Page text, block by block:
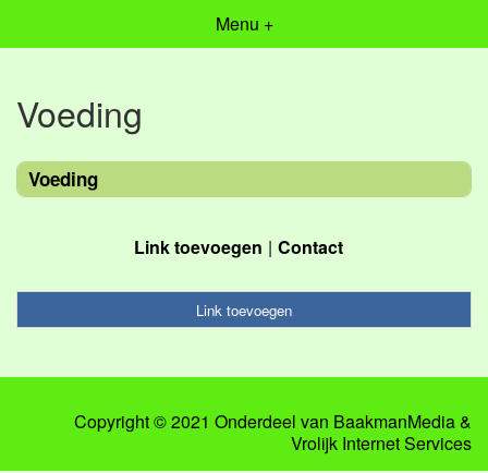
Menu +
Voeding
Voeding
Link toevoegen Contact
Link toevoegen
Copyright © 2021 Onderdeel van BaakmanMedia&
Vrolijk Internet Services